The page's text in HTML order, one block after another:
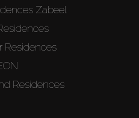
Zabeel
Residences
Residences